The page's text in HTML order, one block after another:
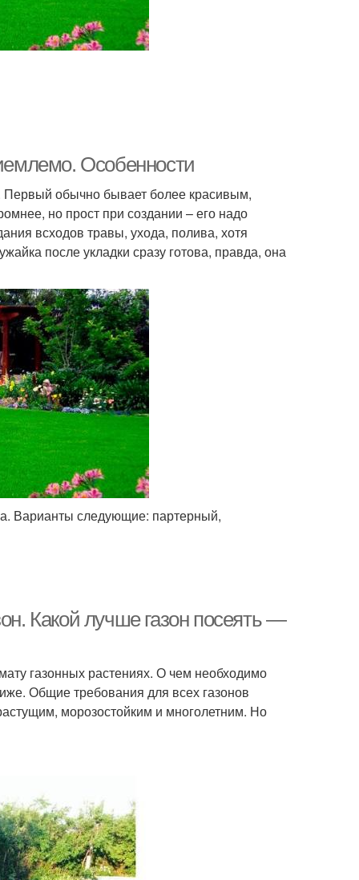
Особенности
Первый обычно бывает более красивым,
но прост при создании – его надо
всходов травы, ухода, полива, хотя
после укладки сразу готова, правда, она
Варианты следующие: партерный,
Какой лучше газон посеять —
газонных растениях. О чем необходимо
Общие требования для всех газонов
морозостойким и многолетним. Но